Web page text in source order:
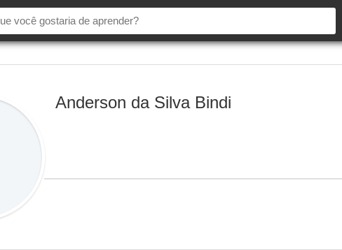
Anderson da Silva Bindi